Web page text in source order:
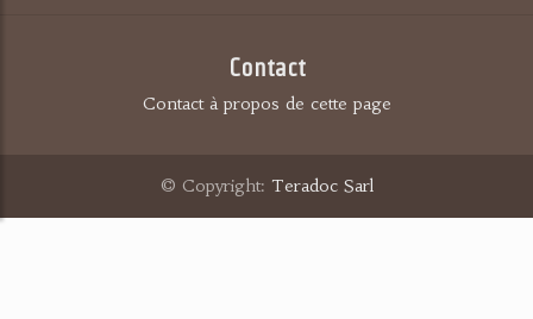
Contact
Contact à propos de cette page
© Copyright: Teradoc Sarl